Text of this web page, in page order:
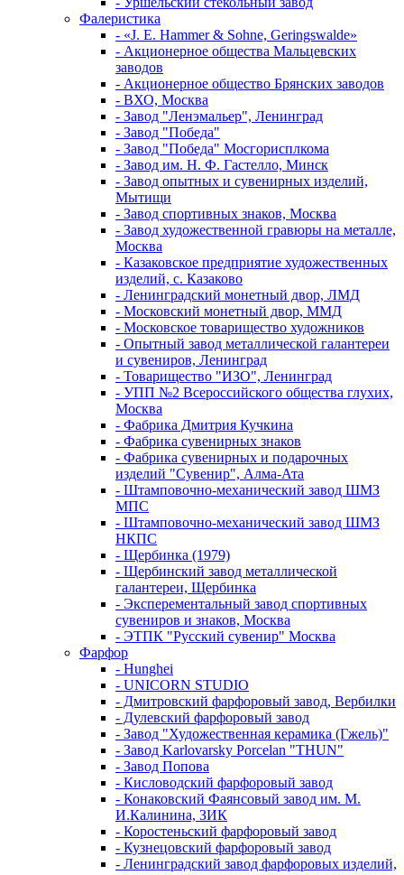
Фалеристика
- «J. E. Hammer & Sohne, Geringswalde»
- Акционерное общества Мальцевских
заводов
- Акционерное общество Брянских заводов
- ВХО, Москва
- Завод "Ленэмальер", Ленинград
- Завод "Победа"
- Завод "Победа" Мосгорисплкома
- Завод им. Н. Ф. Гастелло, Минск
- Завод опытных и сувенирных изделий,
Мытищи
- Завод спортивных знаков, Москва
- Завод художественной гравюры на металле,
Москва
- Казаковское предприятие художественных
изделий, с. Казаково
- Ленинградский монетный двор, ЛМД
- Московский монетный двор, ММД
- Московское товарищество художников
- Опытный завод металлической галантереи
и сувениров, Ленинград
- Товарищество "ИЗО", Ленинград
- УПП №2 Всероссийского общества глухих,
Москва
- Фабрика Дмитрия Кучкина
- Фабрика сувенирных знаков
- Фабрика сувенирных и подарочных
изделий "Сувенир", Алма-Ата
- Штамповочно-механический завод ШМЗ
МПС
- Штамповочно-механический завод ШМЗ
НКПС
- Щербинка (1979)
- Щербинский завод металлической
галантереи, Щербинка
- Эксперементальный завод спортивных
сувениров и знаков, Москва
- ЭТПК "Русский сувенир" Москва
Фарфор
- Hunghei
- UNICORN STUDIO
- Дмитровский фарфоровый завод, Вербилки
- Дулевский фарфоровый завод
- Завод "Художественная керамика (Гжель)"
- Завод Karlovarsky Porcelan "THUN"
- Завод Попова
- Кисловодский фарфоровый завод
- Конаковский Фаянсовый завод им. М.
И.Калинина, ЗИК
- Коростеньский фарфоровый завод
- Кузнецовский фарфоровый завод
- Ленинградский завод фарфоровых изделий,